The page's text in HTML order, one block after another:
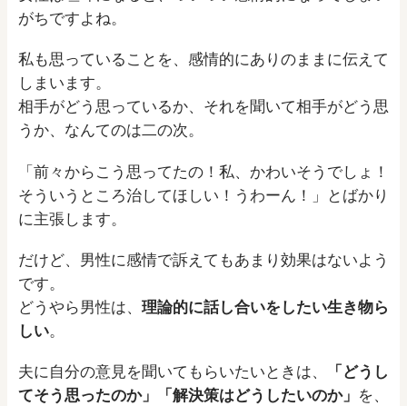
がちですよね。
私も思っていることを、感情的にありのままに伝えて
しまいます。
相手がどう思っているか、それを聞いて相手がどう思
うか、なんてのは二の次。
「前々からこう思ってたの！私、かわいそうでしょ！
そういうところ治してほしい！うわーん！」とばかり
に主張します。
だけど、男性に感情で訴えてもあまり効果はないよう
です。
どうやら男性は、 理論的に話し合いをしたい生き物ら
しい。
夫に自分の意見を聞いてもらいたいときは、
「どうし
てそう思ったのか」「解決策はどうしたいのか」 を、